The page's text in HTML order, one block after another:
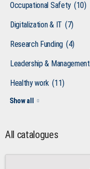
Occupational Safety (10)
Digitalization & IT (7)
Research Funding (4)
Leadership & Management
Healthy work (11)
Show all
All catalogues